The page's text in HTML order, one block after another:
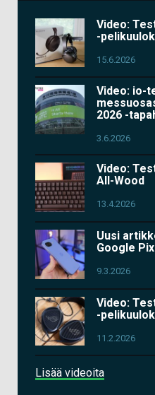
Video:
-
15.6.2026
Video: io-
2026 -
3.6.2026
Video:
All-Wood
13.4.2026
Uusi
Google
9.3.2026
Video:
-
11.2.2026
Lisää videoita